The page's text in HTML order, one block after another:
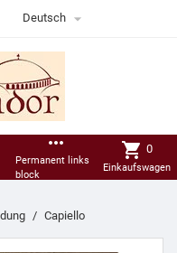
Deutsch 
more_horiz
Permanent links
block
shopping_cart 0
Einkaufswagen
Capiello